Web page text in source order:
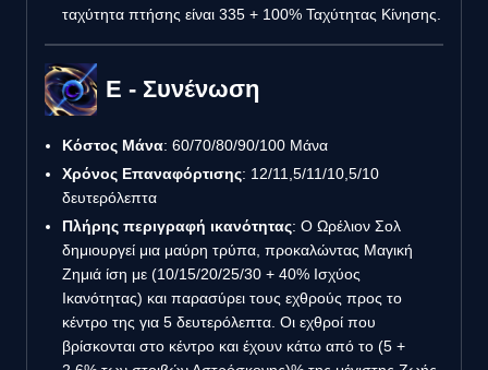
ταχύτητα πτήσης είναι 335 + 100% Ταχύτητας Κίνησης.
E - Συνένωση
Κόστος Μάνα: 60/70/80/90/100 Μάνα
Χρόνος Επαναφόρτισης: 12/11,5/11/10,5/10
δευτερόλεπτα
Πλήρης περιγραφή ικανότητας: Ο Ωρέλιον Σολ
δημιουργεί μια μαύρη τρύπα, προκαλώντας Μαγική
Ζημιά ίση με (10/15/20/25/30 + 40% Ισχύος
Ικανότητας) και παρασύρει τους εχθρούς προς το
κέντρο της για 5 δευτερόλεπτα. Οι εχθροί που
βρίσκονται στο κέντρο και έχουν κάτω από το (5 +